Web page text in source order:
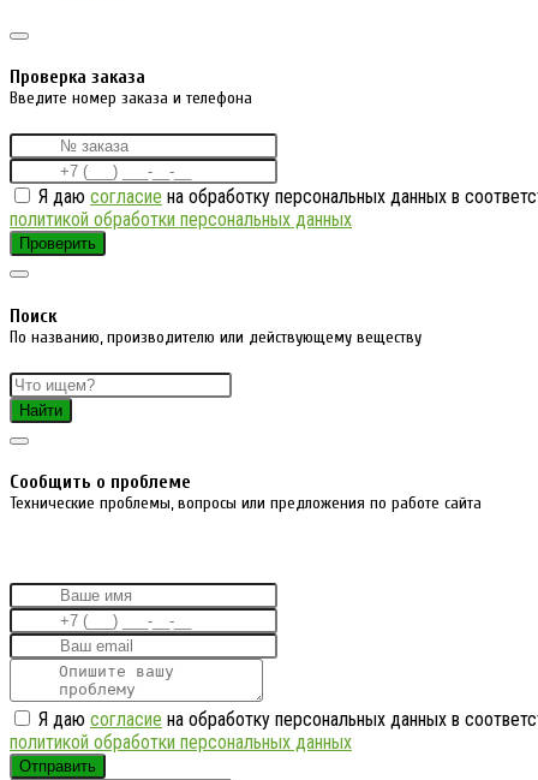
Проверка заказа
Введите номер заказа и телефона
Я даю согласие на обработку персональных данных в
политикой обработки персональных данных
Проверить
Поиск
По названию, производителю или действующему веществу
Найти
Cообщить о проблеме
Технические проблемы, вопросы или предложения по работе сайта
Я даю согласие на обработку персональных данных в
политикой обработки персональных данных
Отправить